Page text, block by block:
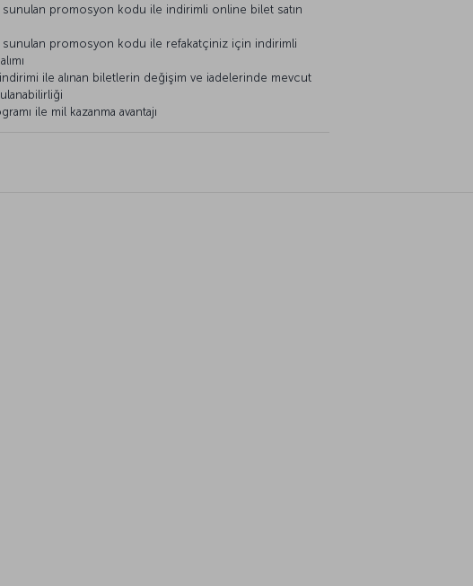
promosyon kodu ile indirimli online bilet satın
promosyon kodu ile refakatçiniz için indirimli
ile alınan biletlerin değişim ve iadelerinde mevcut
ile mil kazanma avantajı